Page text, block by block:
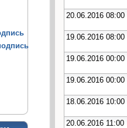
20.06.2016 08:00
19.06.2016 08:00
19.06.2016 00:00
19.06.2016 00:00
18.06.2016 10:00
20.06.2016 11:00